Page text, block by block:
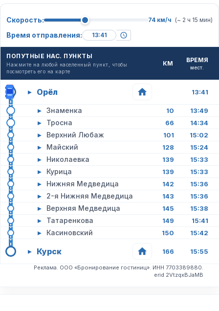
Скорость: 74 км/ч (~ 2 ч 15 мин)
Время отправления:
ПОПУТНЫЕ НАС. ПУНКТЫ
Нажмите на любой населенный пункт, чтобы
посмотреть его на карте
КМ ВРЕМЯ
мест.
▸ Орёл 13:41
▸ Знаменка 10 13:49
▸ Тросна 66 14:34
▸ Верхний Любаж 101 15:02
▸ Майский 128 15:24
▸ Николаевка 139 15:33
▸ Курица 139 15:33
▸ Нижняя Медведица 142 15:36
▸ 2-я Нижняя Медведица 143 15:36
▸ Верхняя Медведица 145 15:38
▸ Татаренкова 149 15:41
▸ Касиновский 150 15:42
▸ Курск 166 15:55
Реклама. ООО «Бронирование гостиниц». ИНН 7703389880.
erid 2VtzqxBJaMB